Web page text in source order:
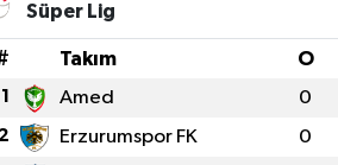
Süper Lig
Takım O
1 Amed 0
2 Erzurumspor FK 0